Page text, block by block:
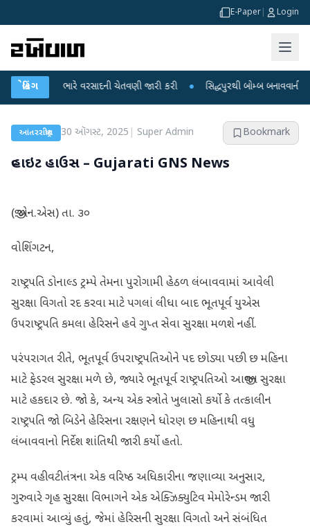
E-Paper Login
બ્રેકિંગ
માટે ભારે વરસાદની ચેતવણી જારી કરી ● સિદ્ધપુરથી બોમ્બ બનાવવાની સામગ્રી
આંતરરાષ્ટ્રીય 30 ઑગસ્ટ, 2025 Super Admin Bookmark
વ્હાઇટ હાઉસ – Gujarati GNS News
(જી.એન.એસ) તા. ૩૦
વોશિંગટન,
રાષ્ટ્રપતિ ડોનાલ્ડ ટ્રમ્પે તેમના પુરોગામી હેઠળ લંબાવવામાં આવેલી
સુરક્ષા વિગતો રદ કરવા માટે પગલાં લીધા બાદ ભૂતપૂર્વ યુએસ
ઉપરાષ્ટ્રપતિ કમલા હેરિસને હવે ગુપ્ત સેવા સુરક્ષા મળશે નહીં.
પરંપરાગત રીતે, ભૂતપૂર્વ ઉપરાષ્ટ્રપતિઓને પદ છોડ્યા પછી છ મહિના
માટે ફેડરલ સુરક્ષા મળે છે, જ્યારે ભૂતપૂર્વ રાષ્ટ્રપતિઓ આજીવન સુરક્ષા
માટે હકદાર છે. જો કે, અન્ય એક સ્ત્રોતે ખુલાસો કર્યો કે તત્કાલીન
રાષ્ટ્રપતિ જો બિડેને હેરિસના રક્ષણને ધોરણ છ મહિનાથી વધુ
લંબાવવાનો નિર્દેશ શાંતિથી જારી કર્યો હતો.
ટ્રમ્પ વહીવટીતંત્રના એક વરિષ્ઠ અધિકારીના જણાવ્યા અનુસાર,
ગુરુવારે ગૃહ સુરક્ષા વિભાગને એક એક્ઝિક્યુટિવ મેમોરેન્ડમ જારી
કરવામાં આવ્યું હતું, જેમાં હેરિસની સુરક્ષા વિગતો અને સંબંધિત